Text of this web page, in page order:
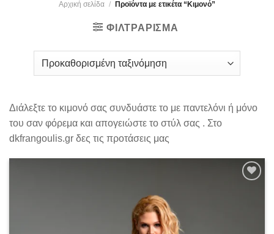
Αρχική σελίδα / Προϊόντα με ετικέτα “Κιμονό”
ΦΙΛΤΡΆΡΙΣΜΑ
Διάλεξτε το κιμονό σας συνδυάστε το με παντελόνι ή μόνο
του σαν φόρεμα και απογειώστε το στύλ σας . Στο
dkfrangoulis.gr δες τις προτάσεις μας